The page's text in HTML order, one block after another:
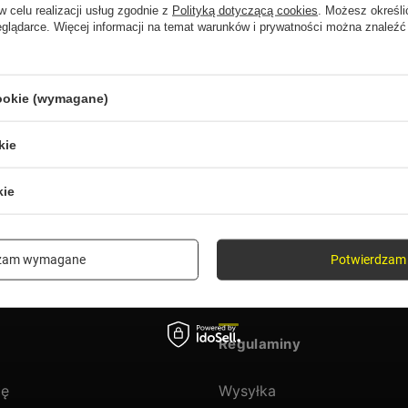
produkt nie został
sklepie, możesz skorzystać ze specjalnego formularza i
Regulaminy
Wysyłka
celu realizacji usług zgodnie z Polityką dotyczącą cookies . Możesz
Więcej informacji na temat warunków i prywatności można
(wymagane)
wymagane